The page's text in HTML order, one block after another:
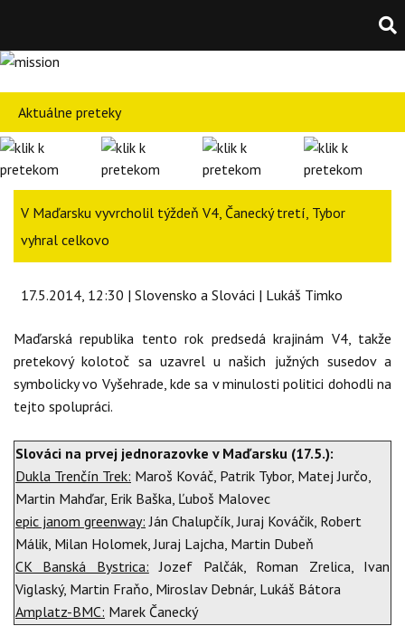
Aktuálne preteky
V Maďarsku vyvrcholil týždeň V4, Čanecký tretí, Tybor
vyhral celkovo
17.5.2014, 12:30 | Slovensko a Slováci | Lukáš Timko
Maďarská republika tento rok predsedá krajinám V4, takže
pretekový kolotoč sa uzavrel u našich južných susedov a
symbolicky vo Vyšehrade, kde sa v minulosti politici dohodli na
tejto spolupráci.
Slováci na prvej jednorazovke v Maďarsku (17.5.):
Dukla Trenčín Trek: Maroš Kováč, Patrik Tybor, Matej Jurčo,
Martin Mahďar, Erik Baška, Ľuboš Malovec
epic janom greenway: Ján Chalupčík, Juraj Kováčik, Robert
Málik, Milan Holomek, Juraj Lajcha, Martin Dubeň
CK Banská Bystrica: Jozef Palčák, Roman Zrelica, Ivan
Viglaský, Martin Fraňo, Miroslav Debnár, Lukáš Bátora
Amplatz-BMC: Marek Čanecký